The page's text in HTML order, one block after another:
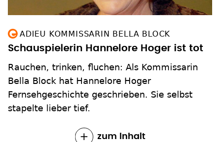
ADIEU KOMMISSARIN BELLA BLOCK
Schauspielerin Hannelore Hoger ist tot
Rauchen, trinken, fluchen: Als Kommissarin
Bella Block hat Hannelore Hoger
Fernsehgeschichte geschrieben. Sie selbst
stapelte lieber tief.
zum Inhalt